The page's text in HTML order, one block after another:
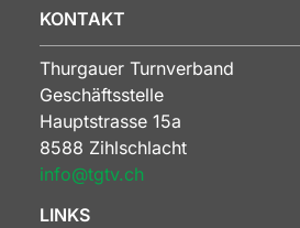
KONTAKT
Thurgauer Turnverband
Geschäftsstelle
Hauptstrasse 15a
8588 Zihlschlacht
info@tgtv.ch
LINKS